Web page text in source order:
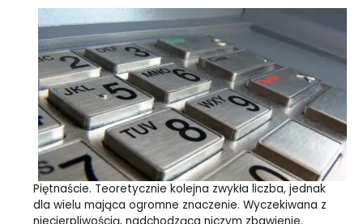
Piętnaście. Teoretycznie kolejna zwykła liczba, jednak
dla wielu mająca ogromne znaczenie. Wyczekiwana z